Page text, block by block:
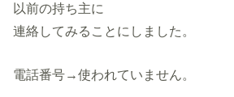
以前の持ち主に
連絡してみることにしました。
電話番号→使われていません。